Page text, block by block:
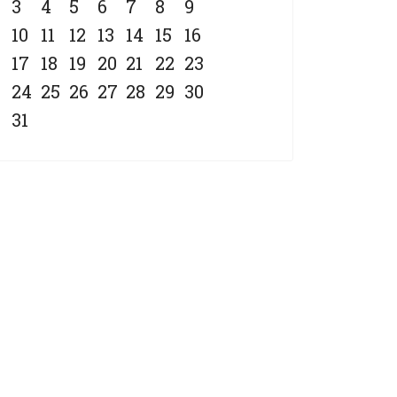
3 4 5 6 7 8
9
10
11 12 13 14 15
16
17 18 19 20 21 22 23
24 25 26 27 28 29 30
31